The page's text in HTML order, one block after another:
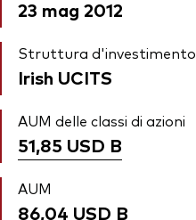
23 mag 2012
Struttura d'investimento
Irish UCITS
AUM delle classi di azioni
51,85 USD B
AUM
86,04 USD B